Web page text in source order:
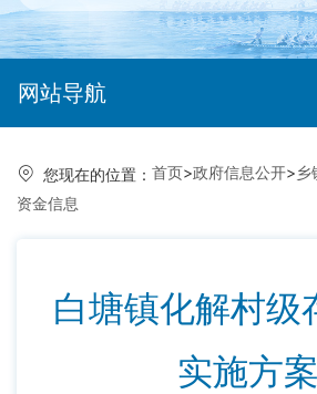
网站导航
您现在的位置： 首页>政府信息公开>乡
资金信息
白塘镇化解村级
实施方案